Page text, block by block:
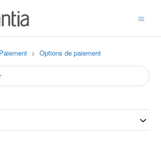
Paiement Options de paiement